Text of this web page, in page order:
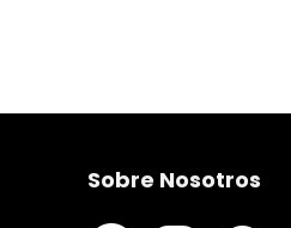
Sobre Nosotros